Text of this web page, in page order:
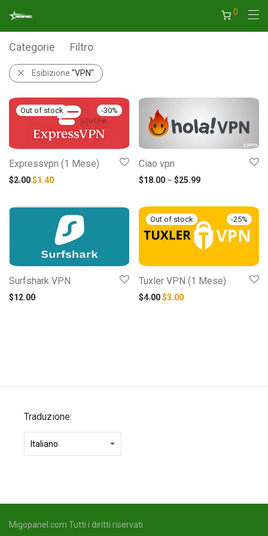
0
Categorie Filtro
Esibizione "VPN"
-30%
Expressvpn (1 Mese)
$2.00Il prezzo originale era: $2.00.
$1.40Il prezzo attuale è: $1.40.
Ciao vpn
$18.00 – $25.99Fascia di
Surfshark VPN
$12.00
-25%
Tuxler VPN (1 Mese)
$4.00Il prezzo originale era:
$3.00Il prezzo attuale è:
Traduzione:
Migopanel.com Tutti i diritti riservati